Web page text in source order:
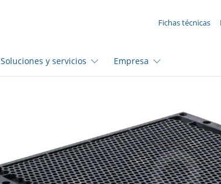
Fichas técnicas
Soluciones y servicios Empresa